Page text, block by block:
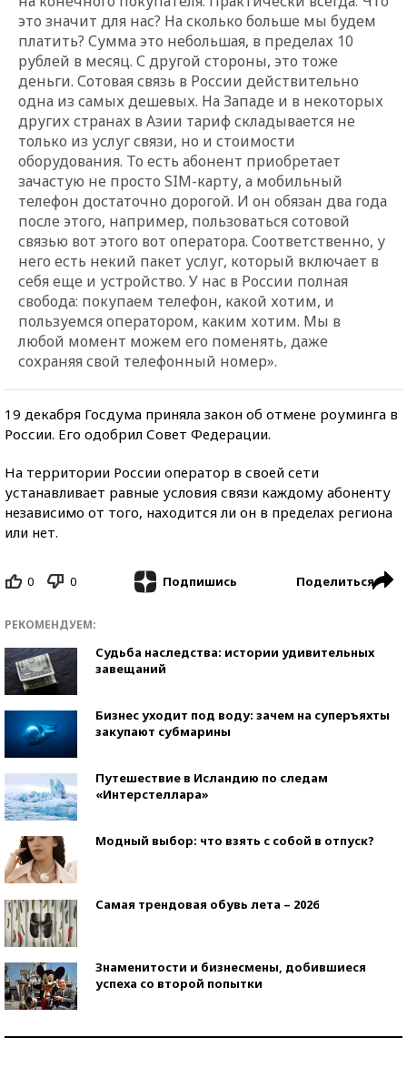
это значит для нас? На сколько больше мы будем
платить? Сумма это небольшая, в пределах 10
рублей в месяц. С другой стороны, это тоже
деньги. Сотовая связь в России действительно
одна из самых дешевых. На Западе и в некоторых
других странах в Азии тариф складывается не
только из услуг связи, но и стоимости
оборудования. То есть абонент приобретает
зачастую не просто SIM-карту, а мобильный
телефон достаточно дорогой. И он обязан два года
после этого, например, пользоваться сотовой
связью вот этого вот оператора. Соответственно, у
него есть некий пакет услуг, который включает в
себя еще и устройство. У нас в России полная
свобода: покупаем телефон, какой хотим, и
пользуемся оператором, каким хотим. Мы в
любой момент можем его поменять, даже
сохраняя свой телефонный номер».
19 декабря Госдума приняла закон об отмене роуминга в
России. Его одобрил Совет Федерации.
На территории России оператор в своей сети
устанавливает равные условия связи каждому абоненту
независимо от того, находится ли он в пределах региона
или нет.
0 0 Подпишись Поделиться
РЕКОМЕНДУЕМ:
Судьба наследства: истории удивительных
завещаний
Бизнес уходит под воду: зачем на суперъяхты
закупают субмарины
Путешествие в Исландию по следам
«Интерстеллара»
Модный выбор: что взять с собой в отпуск?
Самая трендовая обувь лета – 2026
Знаменитости и бизнесмены, добившиеся
успеха со второй попытки